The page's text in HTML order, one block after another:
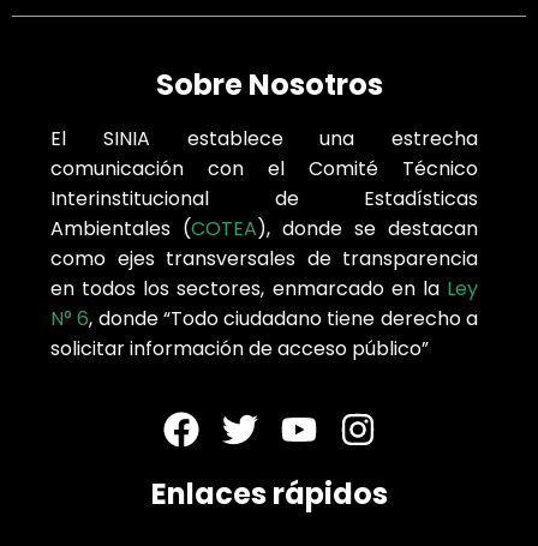
Sobre Nosotros
El SINIA establece una estrecha
comunicación con el Comité Técnico
Interinstitucional de Estadísticas
Ambientales (COTEA), donde se destacan
como ejes transversales de transparencia
en todos los sectores, enmarcado en la Ley
N° 6, donde “Todo ciudadano tiene derecho a
solicitar información de acceso público”
Enlaces rápidos